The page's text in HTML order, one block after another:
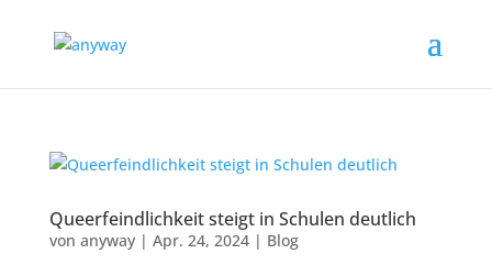
Queerfeindlichkeit steigt in Schulen deutlich
von anyway| Apr. 24, 2024| Blog